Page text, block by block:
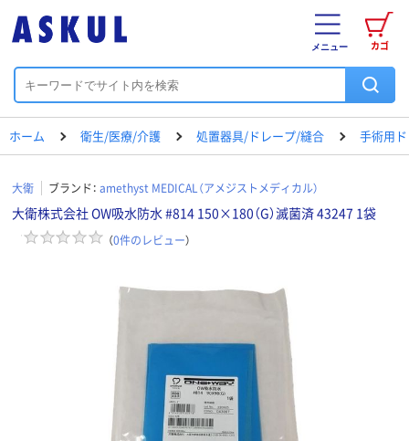
カゴ
メニュー
ホーム 衛生/医療/介護 処置器具/ドレープ/縫合 手術用
大衛 ブランド： amethyst MEDICAL（アメジストメディカル）
大衛株式会社 OW吸水防水 #814 150×180（G）滅菌済 43247 1袋
（0件のレビュー）